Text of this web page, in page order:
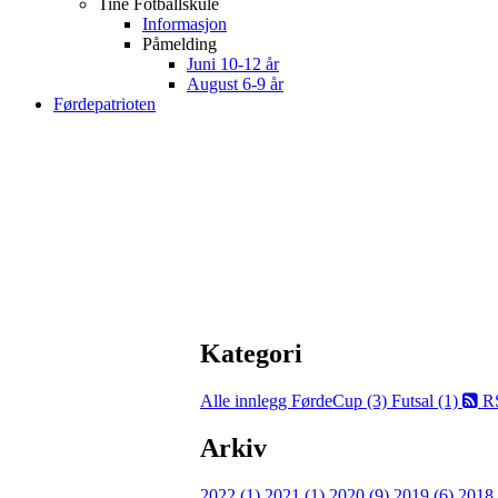
Tine Fotballskule
Informasjon
Påmelding
Juni 10-12 år
August 6-9 år
Førdepatrioten
Kategori
Alle innlegg FørdeCup (3) Futsal (1)
Arkiv